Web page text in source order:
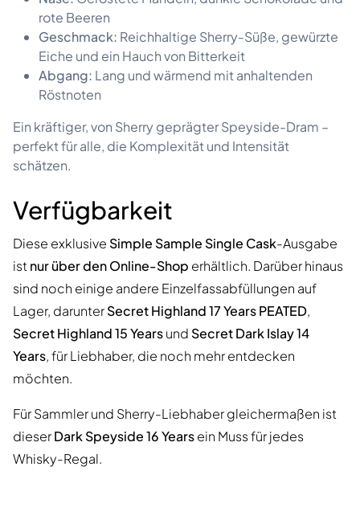
rote Beeren
Geschmack: Reichhaltige Sherry-Süße, gewürzte
Eiche und ein Hauch von Bitterkeit
Abgang: Lang und wärmend mit anhaltenden
Röstnoten
Ein kräftiger, von Sherry geprägter Speyside-Dram –
perfekt für alle, die Komplexität und Intensität
schätzen.
Verfügbarkeit
Diese exklusive Simple Sample Single Cask-Ausgabe
ist nur über den Online-Shop erhältlich. Darüber hinaus
sind noch einige andere Einzelfassabfüllungen auf
Lager, darunterSecret Highland 17 Years PEATED,
Secret Highland 15 Yearsund Secret Dark Islay 14
Years, für Liebhaber, die noch mehr entdecken
möchten.
Für Sammler und Sherry-Liebhaber gleichermaßen ist
dieserDark Speyside 16 Yearsein Muss für jedes
Whisky-Regal.